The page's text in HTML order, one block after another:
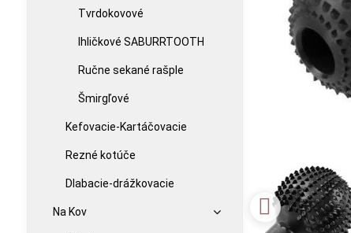
Tvrdokovové
Ihličkové SABURRTOOTH
Ručne sekané rašple
Šmirgľové
Kefovacie-Kartáčovacie
Rezné kotúče
Dlabacie-drážkovacie
Na Kov